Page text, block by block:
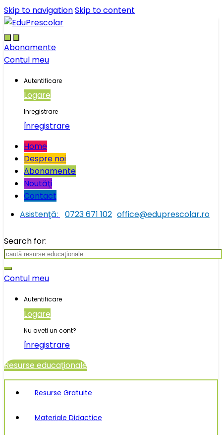
Skip to navigationSkip to content
Abonamente
Contul meu
Autentificare
Logare
Inregistrare
Înregistrare
Home
Despre noi
Abonamente
Noutăţi
Contact
Asistenţă:
0723 671 102 office@eduprescolar.ro
Search for:
Contul meu
Autentificare
Logare
Nu aveti un cont?
Înregistrare
Resurse educaţionale
Resurse Gratuite
Materiale Didactice